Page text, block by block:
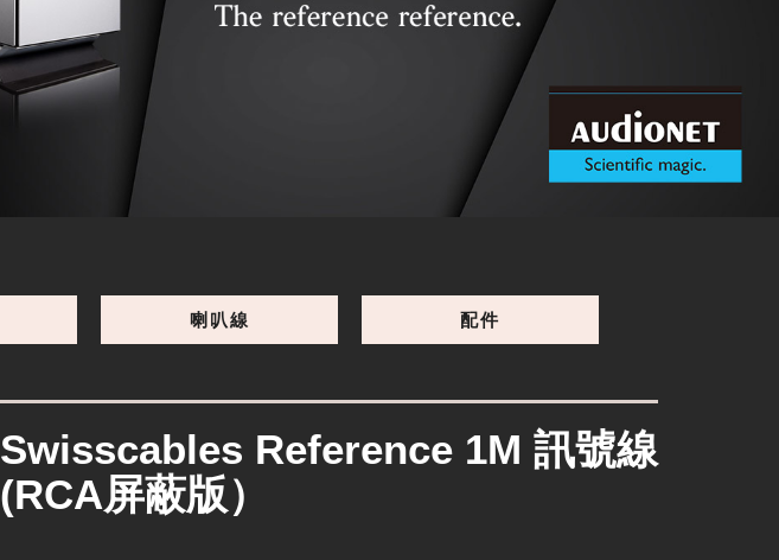
喇叭線 配件
Swisscables Reference 1M 訊號線
(RCA屏蔽版）